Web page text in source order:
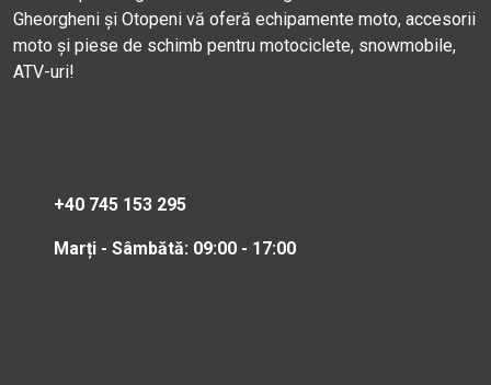
Gheorgheni și Otopeni vă oferă echipamente moto, accesorii
moto și piese de schimb pentru motociclete, snowmobile,
ATV-uri!
+40 745 153 295
Marți - Sâmbătă: 09:00 - 17:00